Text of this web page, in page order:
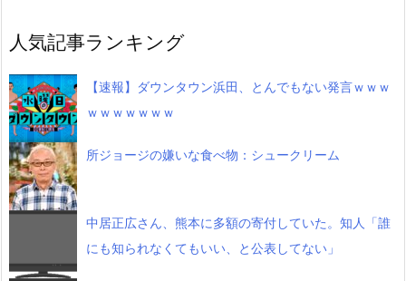
人気記事ランキング
【速報】ダウンタウン浜田、とんでもない発言ｗｗｗ
ｗｗｗｗｗｗｗ
所ジョージの嫌いな食べ物：シュークリーム
中居正広さん、熊本に多額の寄付していた。知人「誰
にも知られなくてもいい、と公表してない」